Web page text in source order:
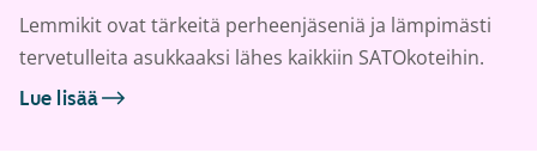
Lemmikit ovat tärkeitä perheenjäseniä ja lämpimästi
tervetulleita asukkaaksi lähes kaikkiin SATOkoteihin.
Lue lisää